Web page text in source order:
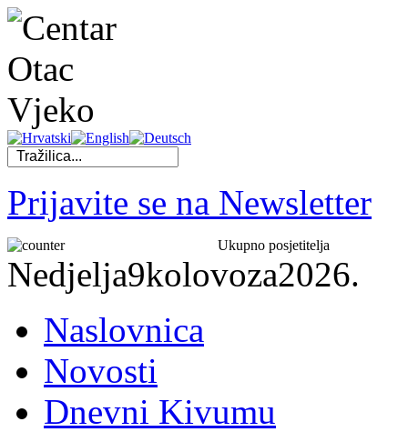
Prijavite se na Newsletter
Ukupno posjetitelja
Nedjelja9kolovoza2026.
Naslovnica
Novosti
Dnevni Kivumu